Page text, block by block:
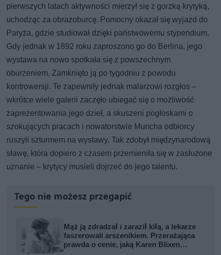
pierwszych latach aktywności mierzył się z gorzką krytyką,
uchodząc za obrazoburcę. Pomocny okazał się wyjazd do
Paryża, gdzie studiował dzięki państwowemu stypendium.
Gdy jednak w 1892 roku zaproszono go do Berlina, jego
wystawa na nowo spotkała się z powszechnym
oburzeniem. Zamknięto ją po tygodniu z powodu
kontrowersji. Te zapewniły jednak malarzowi rozgłos –
wkrótce wiele galerii zaczęło ubiegać się o możliwość
zaprezentowania jego dzieł, a skuszeni pogłoskami o
szokujących pracach i nowatorstwie Muncha odbiorcy
ruszyli szturmem na wystawy. Tak zdobył międzynarodową
sławę, która dopiero z czasem przemieniła się w zasłużone
uznanie – krytycy musieli dojrzeć do jego talentu.
Tego nie możesz przegapić
Mąż ją zdradzał i zaraził kiłą, a lekarze
faszerowali arszenikiem. Przerażająca
prawda o cenie, jaką Karen Blixen